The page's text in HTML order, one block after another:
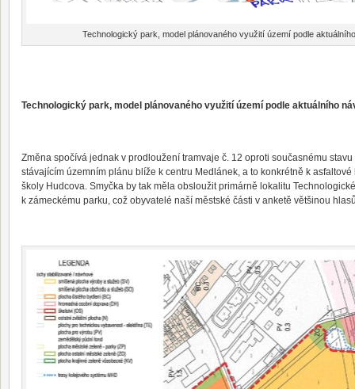
Technologický park, model plánovaného využití území podle
Technologický park, model plánovaného využití území podle aktuálního
Změna spočívá jednak v prodloužení tramvaje č. 12 oproti současnému
stávajícím územním plánu blíže k centru Medlánek, a to konkrétně k
školy Hudcova. Smyčka by tak měla obsloužit primárně lokalitu
k zámeckému parku, což obyvatelé naší městské části v anketě většinou